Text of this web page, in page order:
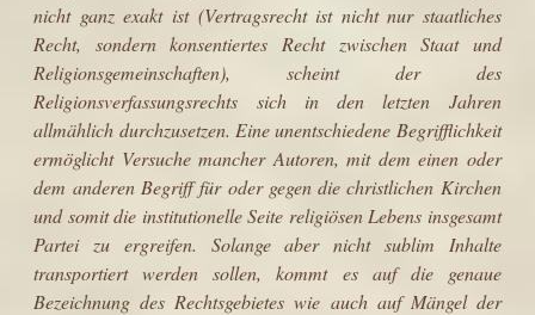
nicht ganz exakt ist (Vertragsrecht ist nicht nur staatliches
Recht, sondern konsentiertes Recht zwischen Staat und
Religions­gemeinschaften), scheint der des
Religionsverfassungsrechts sich in den letz­ten Jahren
allmählich durchzusetzen. Eine unentschiedene Begrifflichkeit
ermöglicht Versuche mancher Autoren, mit dem einen oder
dem anderen Begriff für oder gegen die christlichen Kirchen
und somit die institutionelle Seite religiösen Lebens insgesamt
Partei zu ergreifen. Solange aber nicht sublim Inhalte
transportiert werden sollen, kommt es auf die genaue
Bezeichnung des Rechtsgebietes wie auch auf Mängel der